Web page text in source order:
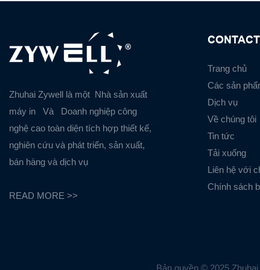
Zhuhai Zywell là một Nhà sản xuất
máy in
Và
Doanh nghiệp công
nghệ cao toàn diện tích hợp thiết kế,
nghiên cứu và phát triển, sản xuất,
bán hàng và dịch vụ
READ MORE >>
Trang chủ
Các sản
Dịch vụ
Về chúng tôi
Tin tức
Tải xuống
Liên hệ với
Chính sách